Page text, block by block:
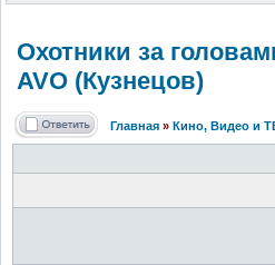
Охотники за
AVO (Кузнецов)
Главная » Кино, Видео и